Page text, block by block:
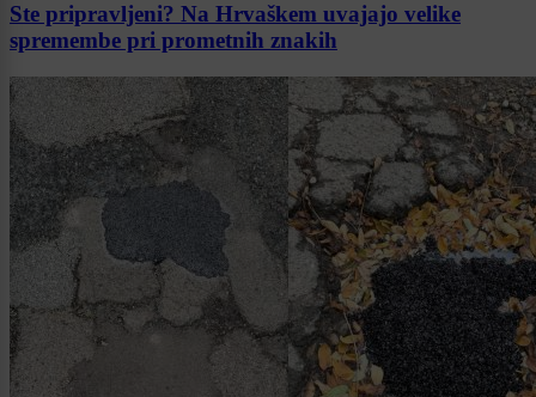
Ste pripravljeni? Na Hrvaškem uvajajo velike
spremembe pri prometnih znakih